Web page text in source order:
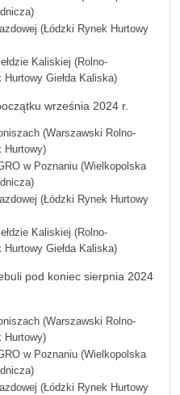
(Łódzki Rynek Hurtowy
Kaliskiej (Rolno-
Giełda Kaliska)
września 2024 r.
(Warszawski Rolno-
Hurtowy)
w Poznaniu (Wielkopolska
(Łódzki Rynek Hurtowy
Kaliskiej (Rolno-
Giełda Kaliska)
pod koniec sierpnia 2024
(Warszawski Rolno-
Hurtowy)
w Poznaniu (Wielkopolska
(Łódzki Rynek Hurtowy